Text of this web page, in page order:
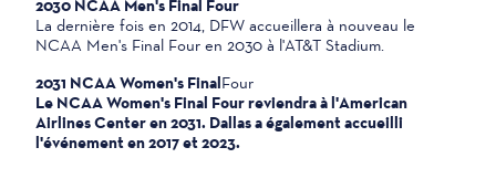
2030 NCAA Men's Final Four
La dernière fois en 2014, DFW accueillera à nouveau le
NCAA Men's Final Four en 2030 à l'AT&T Stadium.
2031 NCAA Women's FinalFour
Le NCAA Women's Final Four reviendra à l'American
Airlines Center en 2031. Dallas a également accueilli
l'événement en 2017 et 2023.